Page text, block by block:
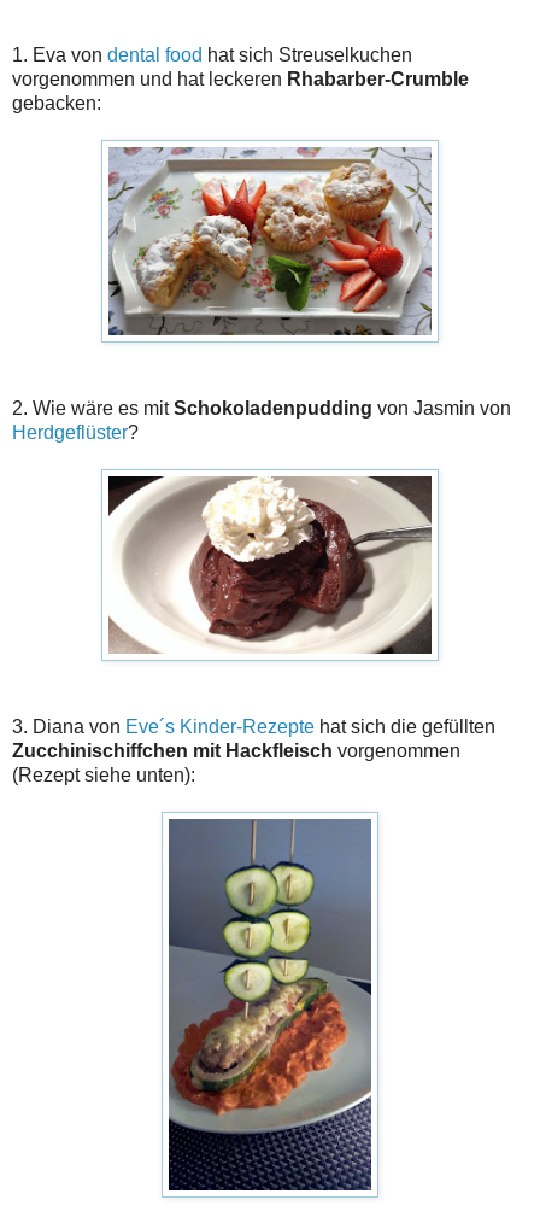
1. Eva von dental food hat sich Streuselkuchen
vorgenommen und hat leckeren Rhabarber-Crumble
gebacken:
2. Wie wäre es mitSchokoladenpudding von Jasmin von
Herdgeflüster?
3. Diana von Eve´s Kinder-Rezepte hat sich die gefüllten
Zucchinischiffchen mit Hackfleisch vorgenommen
(Rezept siehe unten):